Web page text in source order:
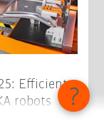
Efficient
robots